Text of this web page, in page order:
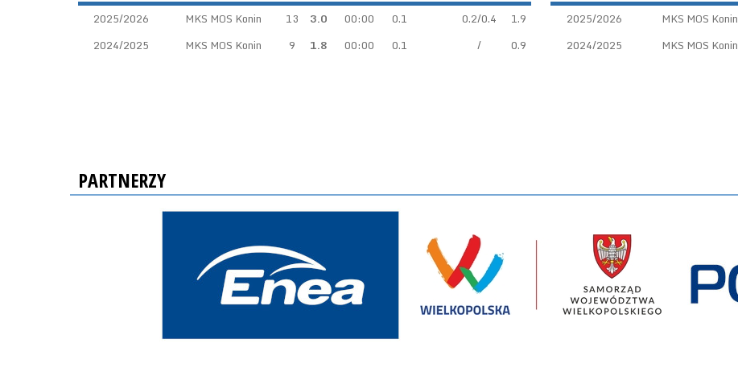
2025/2026 MKS MOS Konin
2024/2025
MKS MOS Konin
2025/2026 MKS MOS Konin 13 3.0 00:00 0.1 0.2/0.4
1.9
2024/2025
MKS MOS Konin 9 1.8 00:00 0.1 / 0.9
PARTNERZY